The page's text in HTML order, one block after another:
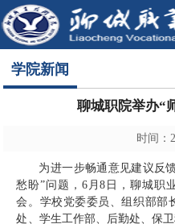
学院新闻
聊城职院举办“
时间：
为进一步畅通意见建议反
愁盼”问题，6月8日，聊城职
会。学校党委委员、组织部部
处、学生工作部、后勤处、保